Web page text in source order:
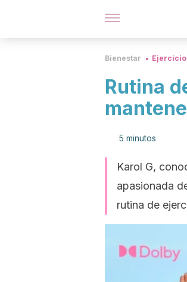
Bienestar
Rutina
5 minutos
Karol G,
apasionada
rutina de